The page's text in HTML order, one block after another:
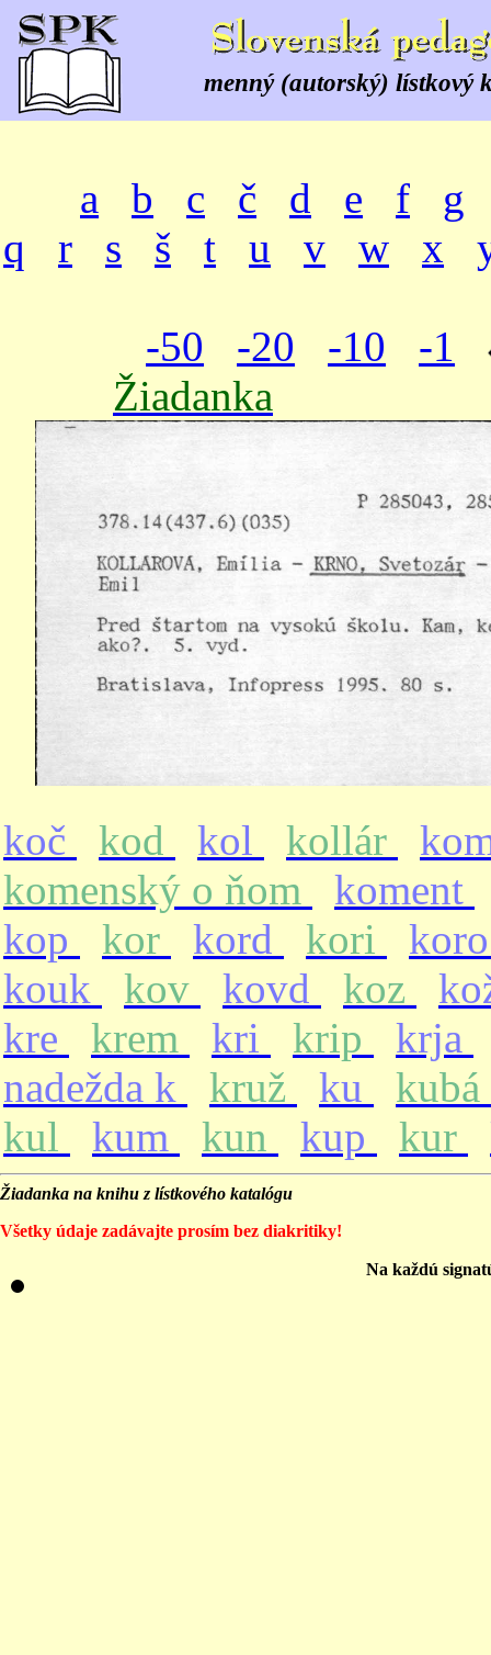
menný (autorský) lístkový
a b c č d e f
g
q
r s š t u v w x
-50 -20 -10
-1
Žiadanka
koč kod kol kollár
komenský o ňom
koment
kop
kor kord kori
kouk
kov kovd koz
kre
krem kri krip
krja
nadežda k
kruž ku
kubá
kul
kum kun kup kur
Žiadanka na knihu z lístkového katalógu
Všetky údaje zadávajte prosím bez diakritiky!
Na každú